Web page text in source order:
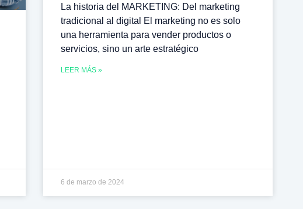
La historia del MARKETING: Del marketing
tradicional al digital El marketing no es solo
una herramienta para vender productos o
servicios, sino un arte estratégico
LEER MÁS »
6 de marzo de 2024